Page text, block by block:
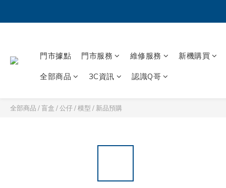
門市據點 門市服務 維修服務 新機購買
全部商品 3C資訊 認識Q哥
全部商品 /盲盒 / 公仔 / 模型 / 新品預購